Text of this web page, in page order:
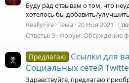
Буду рад отзывам о том, что
хотелось бы добавить/
ReallyFire Тема 20 Ноя 2021
Ответы: 9 Форум: Обсуждение
Предлагаю Ссылки для
Социальных сетей
Здравствуйте, предлагаю